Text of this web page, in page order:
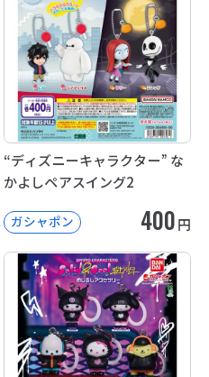
“ディズニーキャラクター” な
かよしペアスイング2
ガシャポン 400円